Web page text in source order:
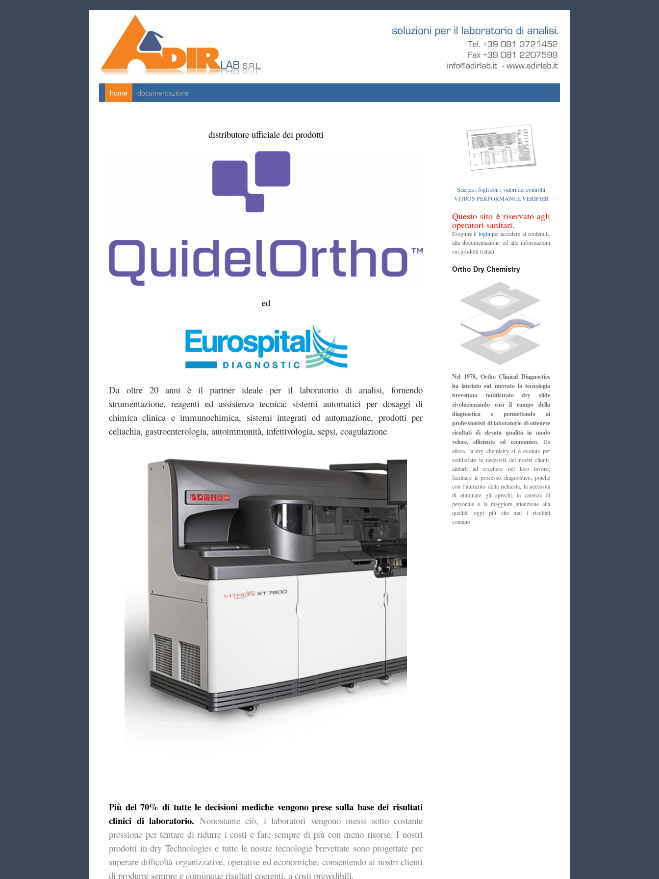
home documentazione
distributore ufficiale dei prodotti
ed
Da oltre 20 anni è il partner ideale per il laboratorio di analisi, fornendo
strumentazione, reagenti ed assistenza tecnica: sistemi automatici per dosaggi di
chimica clinica e immunochimica, sistemi integrati ed automazione, prodotti per
celiachia, gastroenterologia, autoimmunità, infettivologia, sepsi, coagulazione.
Più del 70% di tutte le decisioni mediche vengono prese sulla base dei risultati
clinici di laboratorio. Nonostante ciò, i laboratori vengono messi sotto costante
pressione per tentare di ridurre i costi e fare sempre di più con meno risorse. I nostri
prodotti in dry Technologies e tutte le nostre tecnologie brevettate sono progettate per
superare difficoltà organizzative, operative ed economiche, consentendo ai nostri clienti
di produrre sempre e comunque risultati coerenti, a costi prevedibili.
Scarica i fogli con i valori dei controlli
VITROS PERFORMANCE VERIFIER
Questo sito è riservato agli
operatori sanitari.
Eseguire il login per accedere ai contenuti,
alla documentazione ed alle informazioni
sui prodotti trattati.
Ortho Dry Chemistry
Nel 1978, Ortho Clinical Diagnostics
ha lanciato sul mercato la tecnologia
brevettata multistrato dry slide
rivoluzionando così il campo della
diagnostica e permettendo ai
professionisti di laboratorio di ottenere
risultati di elevata qualità in modo
veloce, efficiente ed economico.Da
allora, la dry chemistry si è evoluta per
soddisfare le necessità dei nostri clienti,
aiutarli ad eccellere nel loro lavoro,
facilitare il processo diagnostico, poiché
con l’aumento della richiesta, la necessità
di eliminare gli sprechi, la carenza di
personale e la maggiore attenzione alla
qualità, oggi più che mai i risultati
contano.